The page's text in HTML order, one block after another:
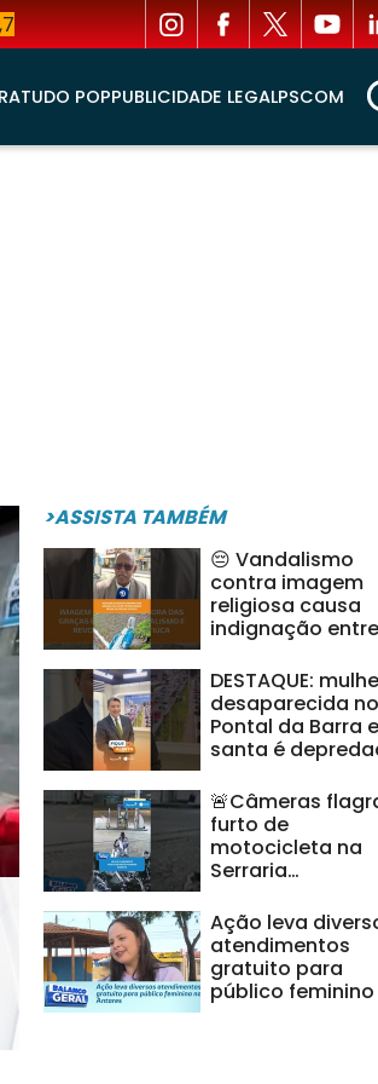
TUDO POPPUBLICIDADE LEGALPSCOM
>ASSISTA TAMBÉM
😔 Vandalismo
contra imagem
religiosa causa
indignação entre
Jatiúca |
#FiqueAlerta
DESTAQUE:
desaparecida no
Pontal da Barra e
santa é
🚨Câmeras
furto de
motocicleta na
Serraria
Ação leva
atendimentos
gratuito para
público feminino